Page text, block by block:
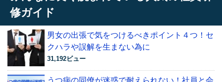
修ガイド
男女の出張で気をつけるべきポイント４つ！セ
クハラや誤解を生まない為に
31,192ビュー
うつ病の同僚が迷惑で耐えられない！社員と会